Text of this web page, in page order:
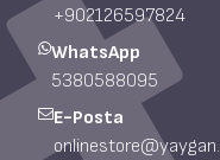
+902126597824
WhatsApp
5380588095
E-Posta